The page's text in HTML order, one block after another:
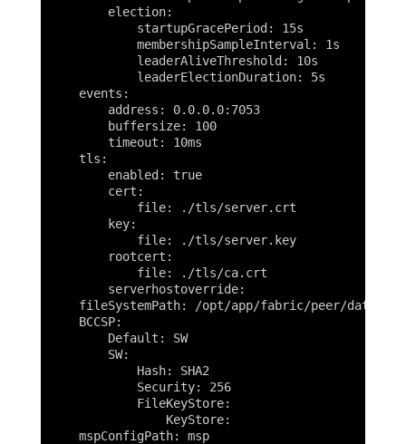
        election:
            startupGracePeriod: 15s
            membershipSampleInterval: 1s
            leaderAliveThreshold: 10s
            leaderElectionDuration: 5s
    events:
        address: 0.0.0.0:7053
        buffersize: 100
        timeout: 10ms
    tls:
        enabled: true
        cert:
            file: ./tls/server.crt
        key:
            file: ./tls/server.key
        rootcert:
            file: ./tls/ca.crt
        serverhostoverride:
    fileSystemPath: /opt/app/fabric/peer/data
    BCCSP:
        Default: SW
        SW:
            Hash: SHA2
            Security: 256
            FileKeyStore:
                KeyStore:
    mspConfigPath: msp